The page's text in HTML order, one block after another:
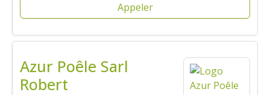
Appeler
Azur Poêle Sarl
Robert